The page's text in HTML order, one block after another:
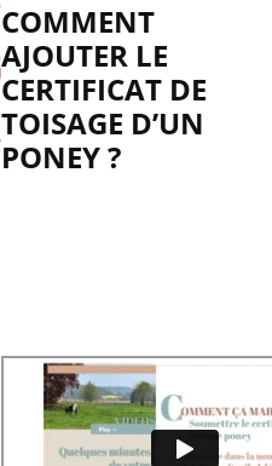
COMMENT
AJOUTER LE
CERTIFICAT DE
TOISAGE D’UN
PONEY ?